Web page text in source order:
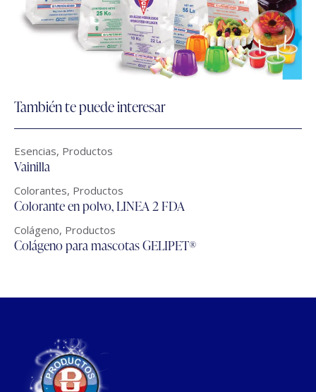
También te puede interesar
Esencias, Productos
Vainilla
Colorantes, Productos
Colorante en polvo, LINEA 2 FDA
Colágeno, Productos
Colágeno para mascotas GELIPET®